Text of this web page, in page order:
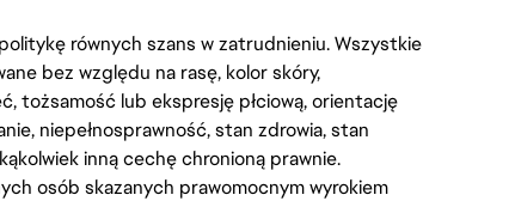
równych szans w zatrudnieniu. Wszystkie
bez względu na rasę, kolor skóry,
tożsamość lub ekspresję płciową, orientację
niepełnosprawność, stan zdrowia, stan
inną cechę chronioną prawnie.
osób skazanych prawomocnym wyrokiem